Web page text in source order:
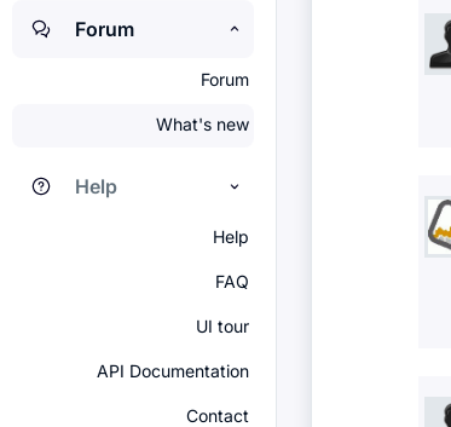
Forum
Forum
What's new
Help
Help
FAQ
UI tour
API Documentation
Contact